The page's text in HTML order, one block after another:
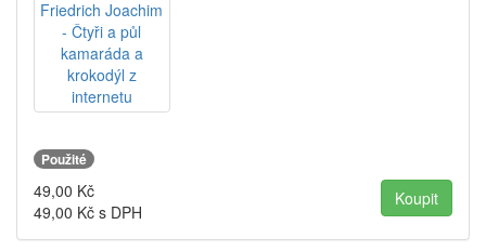
Použité
49,00 Kč
49,00 Kč s DPH